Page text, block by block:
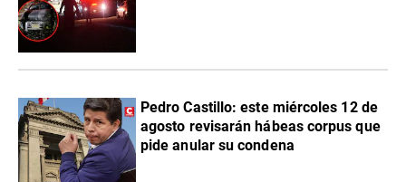
Pedro Castillo: este miércoles 12 de
agosto revisarán hábeas corpus que
pide anular su condena